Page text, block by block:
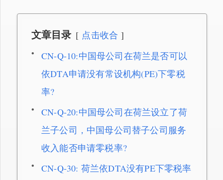
文章目录
点击收合
CN-Q-10:中国母公司在荷兰是否可以
依DTA申请没有常设机构(PE)下零税
率?
CN-Q-20:中国母公司在荷兰设立了荷
兰子公司，中国母公司替子公司服务
收入能否申请零税率?
CN-Q-30: 荷兰依DTA没有PE下零税率